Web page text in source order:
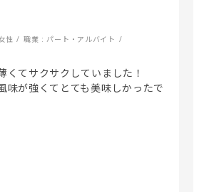
性
職業 : パート・アルバイト
くてサクサクしていました！
味が強くてとても美味しかったで